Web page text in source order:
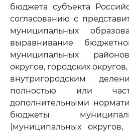
бюджета субъекта
согласованию с
муниципальных
выравнивание
муниципальных
округов, городских
внутригородским
полностью или
дополнительными
бюджеты
(муниципальных округов,